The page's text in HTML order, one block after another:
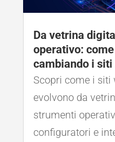
Da vetrina
operativo:
cambiando i
Scopri come i siti
evolvono da
strumenti
configuratori e